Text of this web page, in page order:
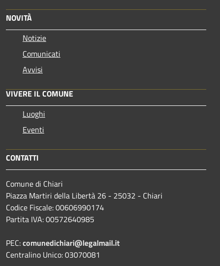
NOVITÀ
Notizie
Comunicati
Avvisi
VIVERE IL COMUNE
Luoghi
Eventi
CONTATTI
Comune di Chiari
Piazza Martiri della Libertà 26 - 25032 - Chiari
Codice Fiscale: 00606990174
Partita IVA: 00572640985
PEC:comunedichiari@legalmail.it
Centralino Unico: 03070081